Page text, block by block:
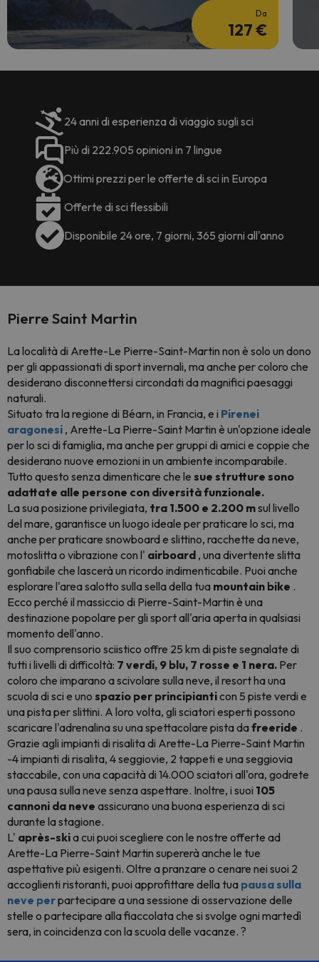
Da
127 €
24 anni di esperienza di viaggio sugli sci
Più di 222.905 opinioni in 7 lingue
Ottimi prezzi per le offerte di sci in Europa
Offerte di sci flessibili
Disponibile 24 ore, 7 giorni, 365 giorni all'anno
Pierre Saint Martin
La località di Arette-Le Pierre-Saint-Martin non è solo un dono
per gli appassionati di sport invernali, ma anche per coloro che
desiderano disconnettersi circondati da magnifici paesaggi
naturali.
Situato tra la regione di Béarn, in Francia, e i Pirenei
aragonesi , Arette-La Pierre-Saint Martin è un'opzione ideale
per lo sci di famiglia, ma anche per gruppi di amici e coppie che
desiderano nuove emozioni in un ambiente incomparabile.
Tutto questo senza dimenticare che le sue strutture sono
adattate alle persone con diversità funzionale.
La sua posizione privilegiata, tra 1.500 e 2.200 msul livello
del mare, garantisce un luogo ideale per praticare lo sci, ma
anche per praticare snowboard e slittino, racchette da neve,
motoslitta o vibrazione con l' airboard , una divertente slitta
gonfiabile che lascerà un ricordo indimenticabile. Puoi anche
esplorare l'area salotto sulla sella della tua mountain bike .
Ecco perché il massiccio di Pierre-Saint-Martin è una
destinazione popolare per gli sport all'aria aperta in qualsiasi
momento dell'anno.
Il suo comprensorio sciistico offre 25 km di piste segnalate di
tutti i livelli di difficoltà: 7 verdi, 9 blu, 7 rosse e 1 nera. Per
coloro che imparano a scivolare sulla neve, il resort ha una
scuola di sci e uno spazio per principianticon 5 piste verdi e
una pista per slittini. A loro volta, gli sciatori esperti possono
scaricare l'adrenalina su una spettacolare pista dafreeride .
Grazie agli impianti di risalita di Arette-La Pierre-Saint Martin
-4 impianti di risalita, 4 seggiovie, 2 tappeti e una seggiovia
staccabile, con una capacità di 14.000 sciatori all'ora, godrete
una pausa sulla neve senza aspettare. Inoltre, i suoi 105
cannoni da neve assicurano una buona esperienza di sci
durante la stagione.
L' après-skia cui puoi scegliere con le nostre offerte ad
Arette-La Pierre-Saint Martin supererà anche le tue
aspettative più esigenti. Oltre a pranzare o cenare nei suoi 2
accoglienti ristoranti, puoi approfittare della tua pausa sulla
neve perpartecipare a una sessione di osservazione delle
stelle o partecipare alla fiaccolata che si svolge ogni martedì
sera, in coincidenza con la scuola delle vacanze. ?